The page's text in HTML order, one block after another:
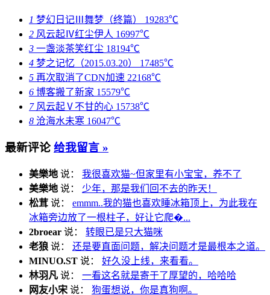
1 梦幻日记Ⅲ舞梦（终篇） 19283℃
2 风云起Ⅳ红尘伊人 16997℃
3 一盏淡茶笑红尘 18194℃
4 梦之记忆（2015.03.20） 17485℃
5 再次取消了CDN加速 22168℃
6 博客搬了新家 15579℃
7风云起Ⅴ不甘的心 15738℃
8 沧海水未寒 16047℃
最新评论 给我留言 »
美樂地 说： 我很喜欢猫~但家里有小宝宝，养不了
美樂地 说： 少年，那是我们回不去的昨天！
松茸 说： emmm..我的猫也喜欢睡冰箱顶上，为此我在
冰箱旁边放了一根柱子，好让它爬�...
2broear 说： 转眼已是只大猫咪
老狼 说： 还是要直面问题，解决问题才是最根本之道。
MINUO.ST 说： 好久没上线，来看看。
林羽凡 说： 一看这名就是寄于了厚望的，哈哈哈
网友小宋 说： 狗蛋想说，你是真狗啊。